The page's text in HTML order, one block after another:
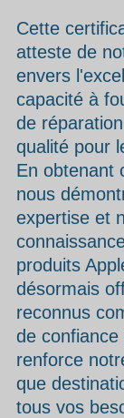
Cette
atteste de
envers
capacité à
de
qualité pour
En obtenant
nous
expertise et
produits
désormais
reconnus
de confiance
renforce
que
tous vos